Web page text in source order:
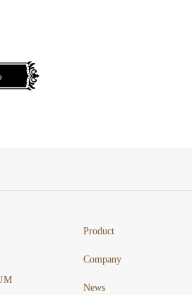
Product
Company
News